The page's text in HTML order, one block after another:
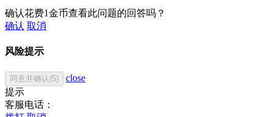
确认花费1金币查看此问题的回答吗？
确认 取消
风险提示
同意并确认(5)
close
提示
客服电话：